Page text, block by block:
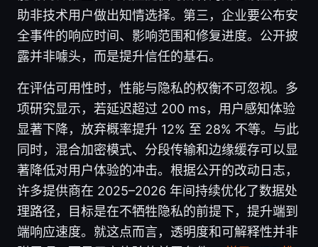
助非技术用户做出知情选择。第三，企业要公布安
全事件的响应时间、影响范围和修复进度。公开披
露并非噱头，而是提升信任的基石。
在评估可用性时，性能与隐私的权衡不可忽视。多
项研究显示，若延迟超过 200 ms，用户感知体验
显著下降，放弃概率提升 12% 至 28% 不等。与此
同时，混合加密模式、分段传输和边缘缓存可以显
著降低对用户体验的冲击。根据公开的改动日志，
许多提供商在 2025–2026 年间持续优化了数据处
理路径，目标是在不牺牲隐私的前提下，提升端到
端响应速度。就这点而言，透明度和可解释性并非